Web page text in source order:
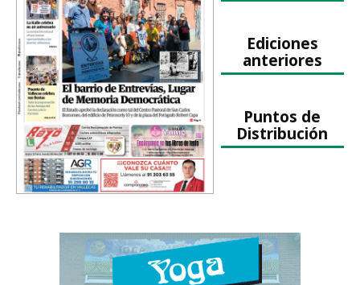
Ediciones
anteriores
Puntos de
Distribución